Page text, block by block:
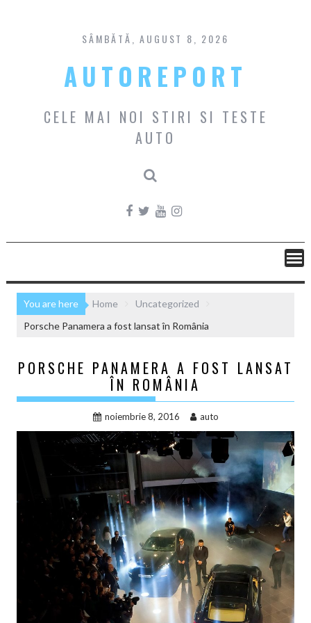
content
SÂMBĂTĂ, AUGUST 8, 2026
AUTOREPORT
CELE MAI NOI STIRI SI TESTE
AUTO
You are here Home
Uncategorized
Porsche Panamera a fost lansat în România
PORSCHE PANAMERA A FOST LANSAT
ÎN ROMÂNIA
noiembrie 8, 2016 auto